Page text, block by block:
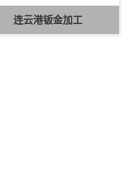
连云港钣金加工